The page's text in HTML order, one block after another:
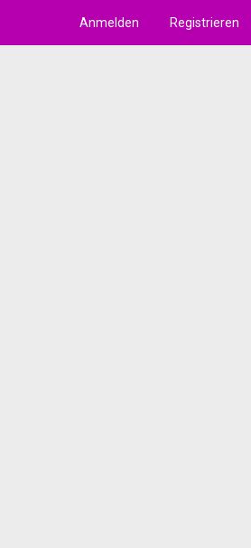
Anmelden Registrieren